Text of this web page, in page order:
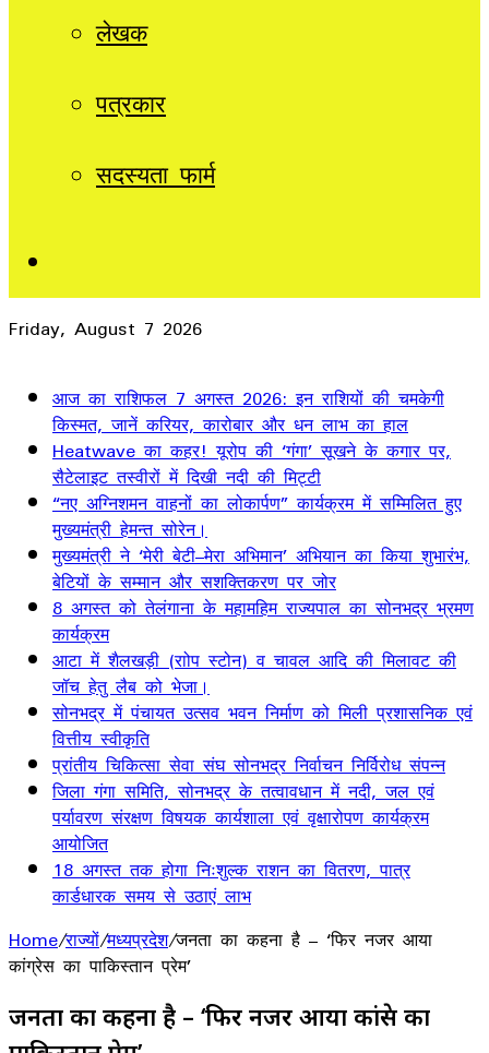
लेखक
पत्रकार
सदस्यता फार्म
Friday, August 7 2026
आज का राशिफल 7 अगस्त 2026: इन राशियों की चमकेगी
किस्मत, जानें करियर, कारोबार और धन लाभ का हाल
Heatwave का कहर! यूरोप की ‘गंगा’ सूखने के कगार पर,
सैटेलाइट तस्वीरों में दिखी नदी की मिट्टी
“नए अग्निशमन वाहनों का लोकार्पण” कार्यक्रम में सम्मिलित हुए
मुख्यमंत्री हेमन्त सोरेन।
मुख्यमंत्री ने ‘मेरी बेटी–मेरा अभिमान’ अभियान का किया शुभारंभ,
बेटियों के सम्मान और सशक्तिकरण पर जोर
8 अगस्त को तेलंगाना के महामहिम राज्यपाल का सोनभद्र भ्रमण
कार्यक्रम
आटा में शैलखड़ी (राोप स्टोन) व चावल आदि की मिलावट की
जॉच हेतु लैब को भेजा।
सोनभद्र में पंचायत उत्सव भवन निर्माण को मिली प्रशासनिक एवं
वित्तीय स्वीकृति
प्रांतीय चिकित्सा सेवा संघ सोनभद्र निर्वाचन निर्विरोध संपन्न
जिला गंगा समिति, सोनभद्र के तत्वावधान में नदी, जल एवं
पर्यावरण संरक्षण विषयक कार्यशाला एवं वृक्षारोपण कार्यक्रम
आयोजित
18 अगस्त तक होगा निःशुल्क राशन का वितरण, पात्र
कार्डधारक समय से उठाएं लाभ
Home/राज्यों/मध्यप्रदेश/जनता का कहना है – ‘फिर नजर आया
कांग्रेस का पाकिस्तान प्रेम’
जनता का कहना है – ‘फिर नजर आया कांग्रेस का